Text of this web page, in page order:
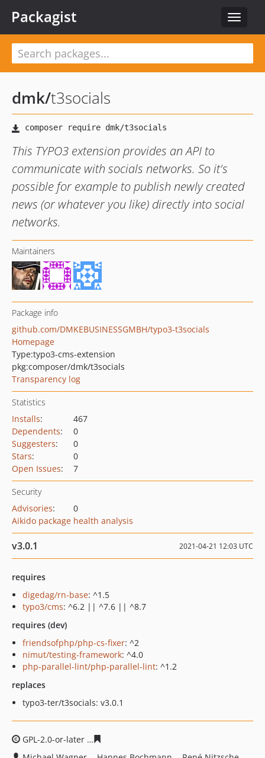
Toggle
Packagist
dmk/t3socials
This TYPO3 extension provides an API to
communicate with socials networks. So it's
possible for example to publish newly created
news (or whatever you like) directly into social
networks.
Maintainers
Package info
github.com/DMKEBUSINESSGMBH/typo3-t3socials
Homepage
Type:typo3-cms-extension
pkg:composer/dmk/t3socials
Transparency log
Statistics
Installs:
467
Dependents:
0
Suggesters:
0
Stars:
0
Open Issues: 7
Security
Advisories:
0
Aikido package health analysis
v3.0.1 2021-04-21 12:03 UTC
requires
digedag/rn-base: ^1.5
typo3/cms: ^6.2 || ^7.6 || ^8.7
requires (dev)
friendsofphp/php-cs-fixer: ^2
nimut/testing-framework: ^4.0
php-parallel-lint/php-parallel-lint: ^1.2
replaces
typo3-ter/t3socials: v3.0.1
GPL-2.0-or-later